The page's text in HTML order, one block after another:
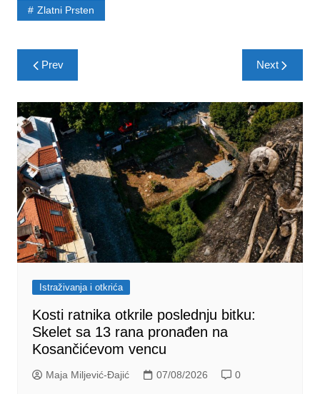
Zlatni Prsten
Post
navigation
Prev Next
Istraživanja i otkrića
Kosti ratnika otkrile poslednju bitku:
Skelet sa 13 rana pronađen na
Kosančićevom vencu
Maja Miljević-Đajić 07/08/2026 0